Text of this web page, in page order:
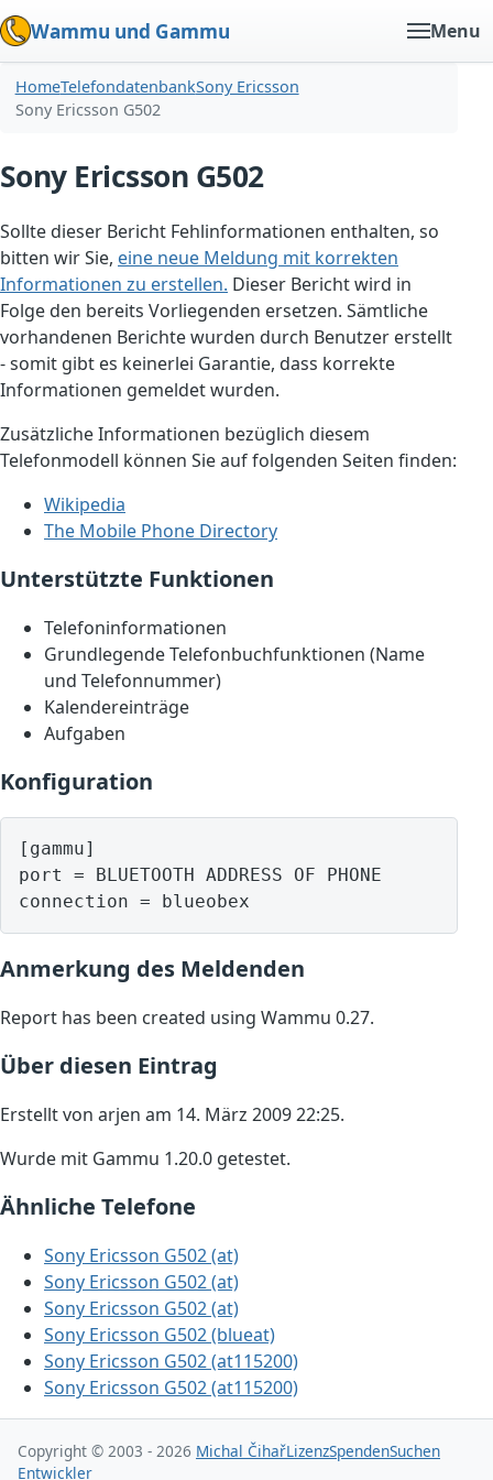
Wammu und Gammu Menu
HomeTelefondatenbankSony Ericsson
Sony Ericsson G502
Sony Ericsson G502
Sollte dieser Bericht Fehlinformationen enthalten, so
bitten wir Sie, eine neue Meldung mit korrekten
Informationen zu erstellen. Dieser Bericht wird in
Folge den bereits Vorliegenden ersetzen. Sämtliche
vorhandenen Berichte wurden durch Benutzer erstellt
- somit gibt es keinerlei Garantie, dass korrekte
Informationen gemeldet wurden.
Zusätzliche Informationen bezüglich diesem
Telefonmodell können Sie auf folgenden Seiten finden:
Wikipedia
The Mobile Phone Directory
Unterstützte Funktionen
Telefoninformationen
Grundlegende Telefonbuchfunktionen (Name
und Telefonnummer)
Kalendereinträge
Aufgaben
Konfiguration
[gammu]
port = BLUETOOTH ADDRESS OF PHONE
Anmerkung des Meldenden
Report has been created using Wammu 0.27.
Über diesen Eintrag
Erstellt von arjen am 14. März 2009 22:25.
Wurde mit Gammu 1.20.0 getestet.
Ähnliche Telefone
Sony Ericsson G502 (at)
Sony Ericsson G502 (at)
Sony Ericsson G502 (at)
Sony Ericsson G502 (blueat)
Sony Ericsson G502 (at115200)
Sony Ericsson G502 (at115200)
Copyright © 2003 - 2026 Michal ČihařLizenzSpendenSuchen
Entwickler